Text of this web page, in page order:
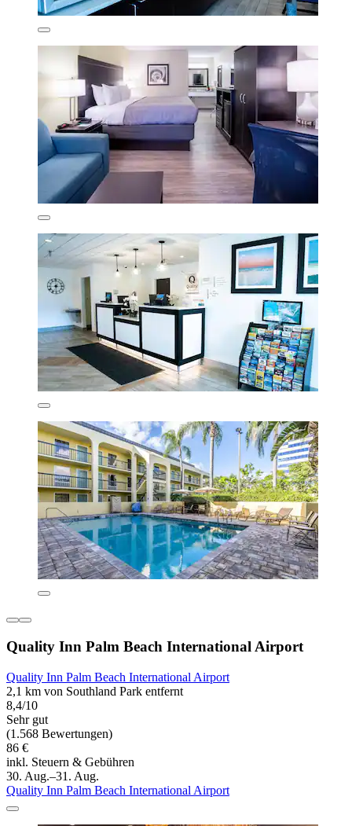
Quality Inn Palm Beach International Airport
Quality Inn Palm Beach International Airport
2,1 km von Southland Park entfernt
8,4/10
Sehr gut
(1.568 Bewertungen)
86 €
inkl. Steuern & Gebühren
30. Aug.–31. Aug.
Quality Inn Palm Beach International Airport